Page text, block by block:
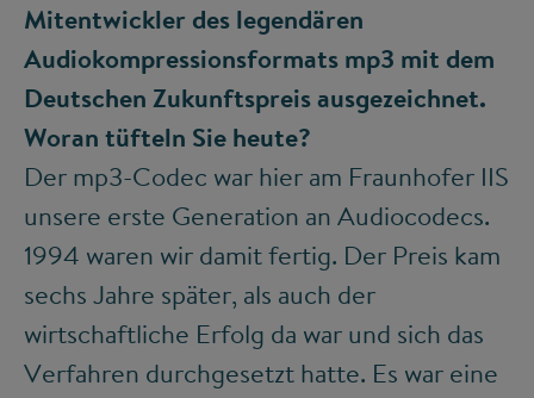
Mitentwickler des legendären
Audiokompressionsformats mp3 mit dem
Deutschen Zukunftspreis ausgezeichnet.
Woran tüfteln Sie heute?
Der mp3-Codec war hier am Fraunhofer IIS
unsere erste Generation an Audiocodecs.
1994 waren wir damit fertig. Der Preis kam
sechs Jahre später, als auch der
wirtschaftliche Erfolg da war und sich das
Verfahren durchgesetzt hatte. Es war eine